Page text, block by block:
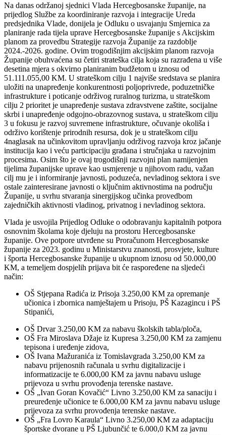
Na danas održanoj sjednici Vlada Hercegbosanske županije, na
prijedlog Službe za koordiniranje razvoja i integracije Ureda
predsjednika Vlade, donijela je Odluku o usvajanju Smjernica za
planiranje rada tijela uprave Hercegbosanske županije s Akcijskim
planom za provedbu Strategije razvoja Županije za razdoblje
2024.-2026. godine. Ovim trogodišnjim akcijskim planom razvoja
Županije obuhvaćena su četiri strateška cilja koja su razrađena u više
desetina mjera s okvirno planiranim budžetom u iznosu od
51.111.055,00 KM. U strateškom cilju 1 najviše sredstava se planira
uložiti na unapređenje konkurentnosti poljoprivrede, poduzetničke
infrastrukture i poticanje održivog ruralnog turizma, u strateškom
cilju 2 prioritet je unapređenje sustava zdravstvene zaštite, socijalne
skrbi i unapređenje odgojno-obrazovnog sustava, u strateškom cilju
3 u fokusu je razvoj suvremene infrastrukture, očuvanje okoliša i
održivo korištenje prirodnih resursa, dok je u strateškom cilju
4naglasak na učinkovitom upravljanju održivog razvoja kroz jačanje
institucija kao i veću participaciju građana i stručnjaka u razvojnim
procesima. Osim što je ovaj trogodišnji razvojni plan namijenjen
tijelima županijske uprave kao usmjerenje u njihovom radu, važan
cilj mu je i informiranje javnosti, poduzeća, nevladinog sektora i sve
ostale zainteresirane javnosti o ključnim aktivnostima na području
Županije, u svrhu stvaranja sinergijskog učinka provedbom
zajedničkih aktivnosti vladinog, privatnog i nevladinog sektora.
Vlada je usvojila Prijedlog Odluke o odobravanju kapitalnih potpora
osnovnim školama koje djeluju na prostoru Hercegbosanske
županije. Ove potpore utvrđene su Proračunom Hercegbosanske
županije za 2023. godinu u Ministarstvu znanosti, prosvjete, kulture
i športa Hercegbosanske županije u ukupnom iznosu od 50.000,00
KM, a temeljem dospjelih prijava bit će raspoređene na sljedeći
način:
OŠ Stjepana Radića iz Prisoja 3.250,00 KM za opremanje
učionica i zbornica namještajem u Prisoju, PŠ Kazagincu i PŠ
Stipanići,
OŠ Drvar 3.250,00 KM za nabavu školskih tabla/ploča,
OŠ Fra Miroslava Džaje iz Kupresa 3.250,00 KM za zamjenu
tepisona i uređenje zidova,
OŠ Ivana Mažuranića iz Tomislavgrada 3.250,00 KM za
nabavu prijenosnih računala u svrhu digitalizacije i
informatizacije te 6.000,00 KM za javnu nabavu usluge
prijevoza u svrhu provođenja terenske nastave.
OŠ „Ivan Goran Kovačić“ Livno 3.250,00 KM za sanaciju i
preuređenje učionice te 6.000,00 KM za javnu nabavu usluge
prijevoza za svrhu provođenja terenske nastave.
OŠ „Fra Lovro Karaula“ Livno 3.250,00 KM za adaptaciju
športske dvorane u PŠ Ljubunčić te 6.000,0 KM za javnu